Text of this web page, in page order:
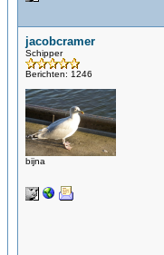
jacobcramer
Schipper
Berichten: 1246
bijna